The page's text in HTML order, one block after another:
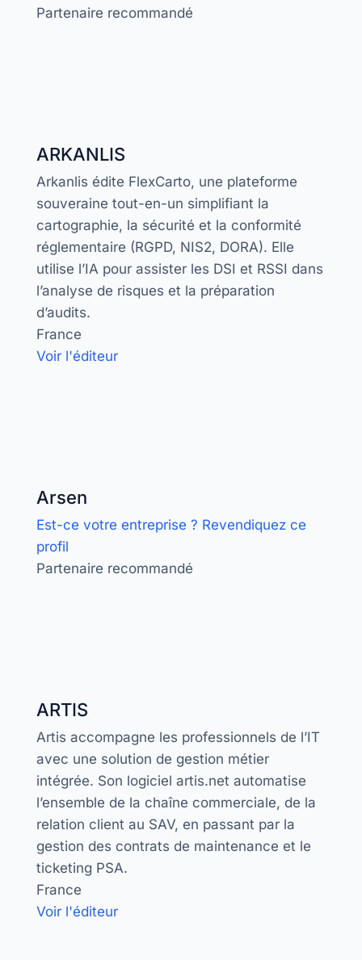
Partenaire recommandé
ARKANLIS
Arkanlis édite FlexCarto, une plateforme
souveraine tout-en-un simplifiant la
cartographie, la sécurité et la conformité
réglementaire (RGPD, NIS2, DORA). Elle
utilise l’IA pour assister les DSI et RSSI dans
l’analyse de risques et la préparation
d’audits.
France
Voir l'éditeur
Arsen
Est-ce votre entreprise ? Revendiquez ce
profil
Partenaire recommandé
ARTIS
Artis accompagne les professionnels de l’IT
avec une solution de gestion métier
intégrée. Son logiciel artis.net automatise
l’ensemble de la chaîne commerciale, de la
relation client au SAV, en passant par la
gestion des contrats de maintenance et le
ticketing PSA.
France
Voir l'éditeur